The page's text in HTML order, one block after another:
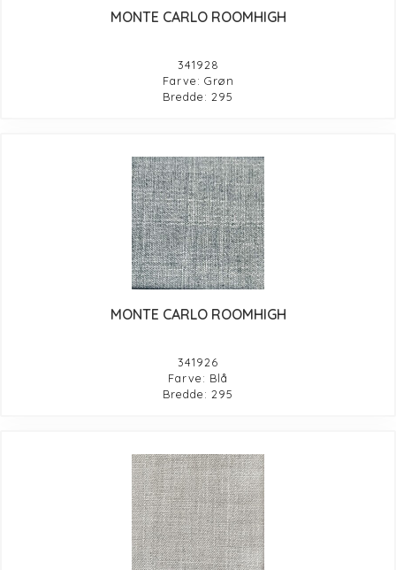
MONTE CARLO ROOMHIGH
341928
Farve: Grøn
Bredde: 295
MONTE CARLO ROOMHIGH
341926
Farve: Blå
Bredde: 295